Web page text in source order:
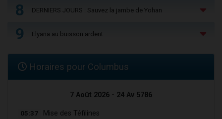
8 DERNIERS JOURS : Sauvez la jambe de Yohan
9 Elyana au buisson ardent
Horaires pour Columbus
7 Août 2026 - 24 Av 5786
05:37 Mise des Téfilines